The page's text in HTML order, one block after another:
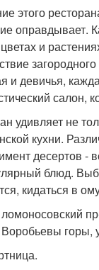
этого
оправдывает.
и
и девичья,
салон,
удивляет не
кухни.
десертов -
блюд.
кидаться в
горы,